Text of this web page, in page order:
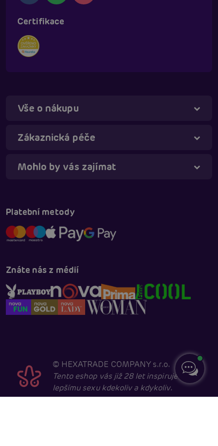
Certifikace
Vše o nákupu
Zákaznická péče
Mohlo by vás zajímat
Platební metody
Znáte nás z médií
© HEXATRADE COMPANY s.r.o.
Tento eshop vás již 28 let inspiruje k
lepšímu sexu kdekoliv a kdykoliv.
Táňa - virtuální asistentka